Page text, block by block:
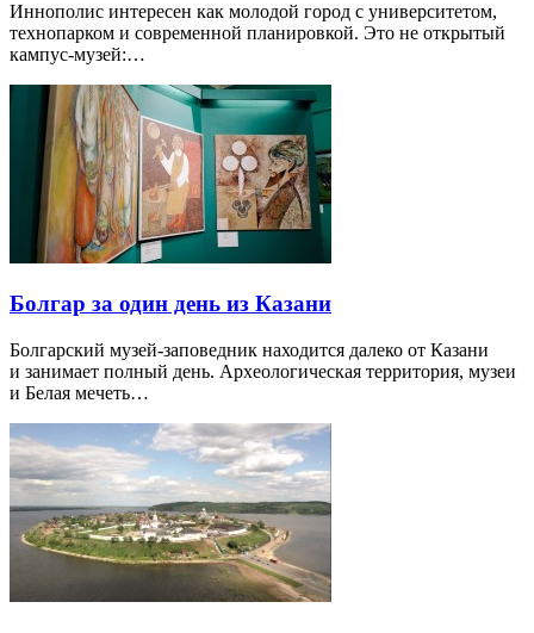
Иннополис интересен как молодой город с университетом,
технопарком и современной планировкой. Это не открытый
кампус-музей:…
Болгар за один день из Казани
Болгарский музей-заповедник находится далеко от Казани
и занимает полный день. Археологическая территория, музеи
и Белая мечеть…